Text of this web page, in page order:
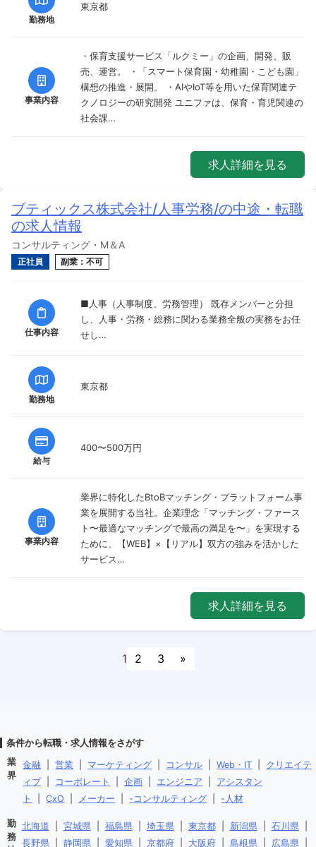
勤務地
東京都
事業内容
・保育支援サービス「ルクミー」の企画、開発、販
売、運営。 ・「スマート保育園・幼稚園・こども園」
構想の推進・展開。 ・AIやIoT等を用いた保育関連テ
クノロジーの研究開発 ユニファは、保育・育児関連の
社会課…
求人詳細を見る
ブティックス株式会社/人事労務/の中途・転職
の求人情報
コンサルティング・M＆A
正社員 副業：不可
仕事内容
■人事（人事制度、労務管理） 既存メンバーと分担
し、人事・労務・総務に関わる業務全般の実務をお任
せし…
勤務地
東京都
給与
400〜500万円
事業内容
業界に特化したBtoBマッチング・プラットフォーム事
業を展開する当社。企業理念「マッチング・ファース
ト〜最適なマッチングで最高の満足を〜」を実現する
ために、【WEB】×【リアル】双方の強みを活かした
サービス…
求人詳細を見る
1 2 3 »
条件から転職・求人情報をさがす
業
界
金融 営業 マーケティング コンサル Web・IT
クリエイテ
ィブ
コーポレート 企画 エンジニア
アシスタン
ト
CxO メーカー -コンサルティング -人材
勤
務
北海道 宮城県 福島県 埼玉県 東京都 新潟県 石川県
長野県
静岡県 愛知県 京都府 大阪府 島根県 広島県